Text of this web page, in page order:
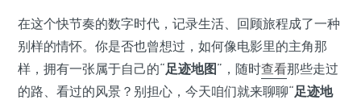
在这个快节奏的数字时代，记录生活、回顾旅程成了一种
别样的情怀。你是否也曾想过，如何像电影里的主角那
样，拥有一张属于自己的“足迹地图”，随时查看那些走过
的路、看过的风景？别担心，今天咱们就来聊聊“足迹地